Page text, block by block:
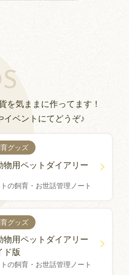
を気ままに作ってます！
イベントにてどうぞ♪
グッズ
物用ペットダイアリー
の飼育・お世話管理ノート
グッズ
物用ペットダイアリー
ド版
の飼育・お世話管理ノート